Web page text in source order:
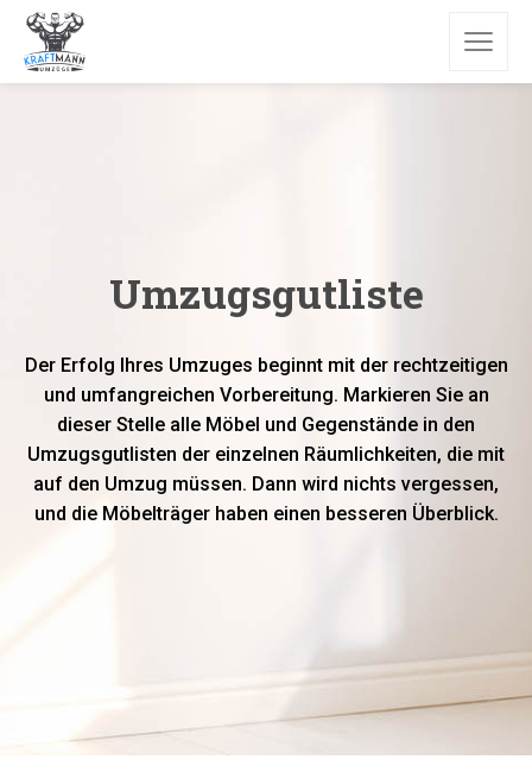
Umzugsgutliste
Der Erfolg Ihres Umzuges beginnt mit der rechtzeitigen
und umfangreichen Vorbereitung. Markieren Sie an
dieser Stelle alle Möbel und Gegenstände in den
Umzugsgutlisten der einzelnen Räumlichkeiten, die mit
auf den Umzug müssen. Dann wird nichts vergessen,
und die Möbelträger haben einen besseren Überblick.